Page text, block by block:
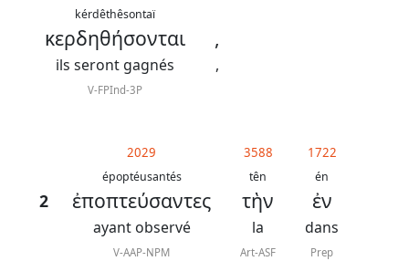
kérdêthêsontaï
κερδηθήσονται
ils seront gagnés
V-FPInd-3P
,
,
2
2029
époptéusantés
ἐποπτεύσαντες
ayant observé
V-AAP-NPM
3588
tên
τὴν
la
Art-ASF
1722
én
ἐν
dans
Prep